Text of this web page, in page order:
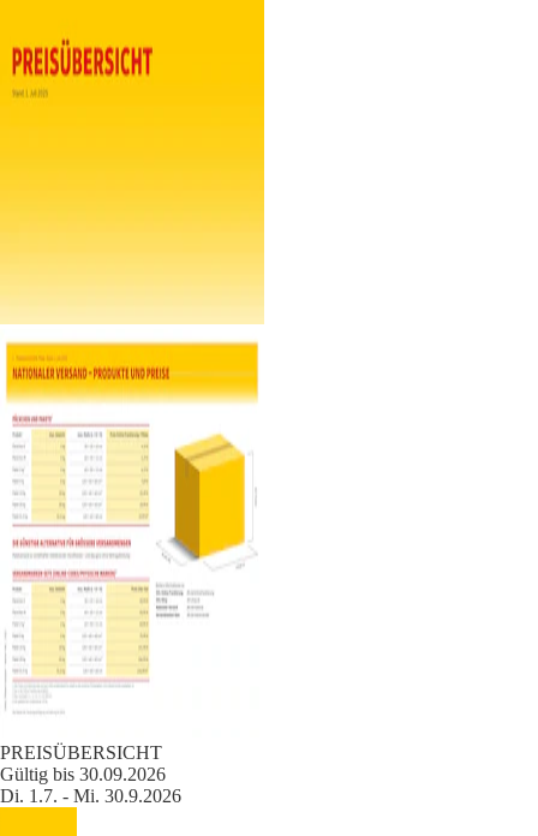
PREISÜBERSICHT
Gültig bis 30.09.2026
Di. 1.7. - Mi. 30.9.2026